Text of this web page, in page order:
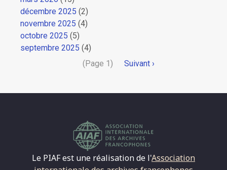
décembre 2025 (2)
novembre 2025 (4)
octobre 2025 (5)
septembre 2025 (4)
(Page 1)
Page
Suivant ›
Le PIAF est une réalisation de l'Association